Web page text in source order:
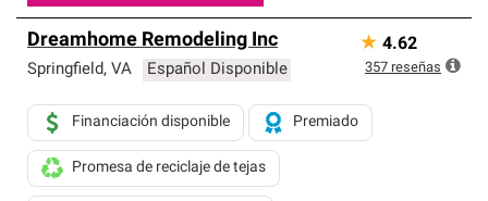
Dreamhome Remodeling Inc
Springfield, VA Español Disponible
Financiación disponible Premiado
Promesa de reciclaje de tejas
★ 4.62
357 reseñas